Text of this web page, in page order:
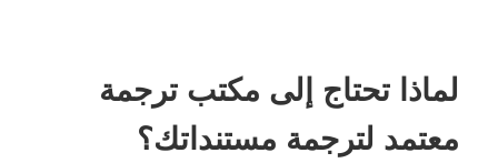
لماذا تحتاج إلى مكتب ترجمة
معتمد لترجمة مستنداتك؟